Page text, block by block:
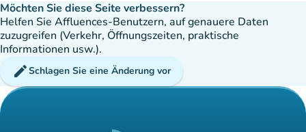
Möchten Sie diese Seite verbessern?
Helfen Sie Affluences-Benutzern, auf genauere Daten
zuzugreifen (Verkehr, Öffnungszeiten, praktische
Informationen usw.).
editSchlagen Sie eine Änderung vor